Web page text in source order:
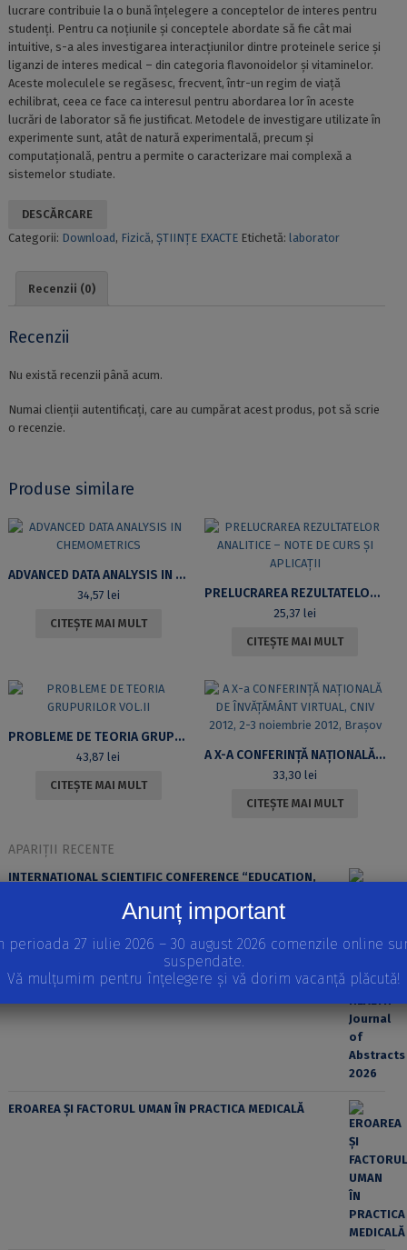
lucrare contribuie la o bună înțelegere a conceptelor de interes pentru
studenți. Pentru ca noțiunile și conceptele abordate să fie cât mai
intuitive, s-a ales investigarea interacțiunilor dintre proteinele serice și
liganzi de interes medical – din categoria flavonoidelor și vitaminelor.
Aceste moleculele se regăsesc, frecvent, într-un regim de viață
echilibrat, ceea ce face ca interesul pentru abordarea lor în aceste
lucrări de laborator să fie justificat. Metodele de investigare utilizate în
experimente sunt, atât de natură experimentală, precum și
computațională, pentru a permite o caracterizare mai complexă a
sistemelor studiate.
DESCĂRCARE
Categorii: Download, Fizică, ȘTIINȚE EXACTE Etichetă: laborator
Recenzii (0)
Recenzii
Nu există recenzii până acum.
Numai clienții autentificați, care au cumpărat acest produs, pot să scrie
o recenzie.
Produse similare
ADVANCED DATA ANALYSIS IN CHEMOMETRICS
34,57 lei
CITEȘTE MAI MULT
PRELUCRAREA REZULTATELOR ANALITICE – NOTE DE CURS ȘI APLICAȚII
25,37lei
CITEȘTE MAI MULT
PROBLEME DE TEORIA GRUPURILOR VOL.II
43,87lei
CITEȘTE MAI MULT
A X-A CONFERINȚĂ NAȚIONALĂ DE ÎNVĂȚĂMÂNT VIRTUAL, CNIV 2012, 2-3 NOIEMBRIE 2012, BRAȘOV
33,30lei
CITEȘTE MAI MULT
APARIȚII RECENTE
INTERNATIONAL SCIENTIFIC CONFERENCE “EDUCATION,
EROAREA ȘI FACTORUL UMAN ÎN PRACTICA MEDICALĂ
Anunț important
perioada 27 iulie 2026 – 30 august 2026 comenzile online
suspendate.
Vă mulțumim pentru înțelegere și vă dorim vacanță plăcută!